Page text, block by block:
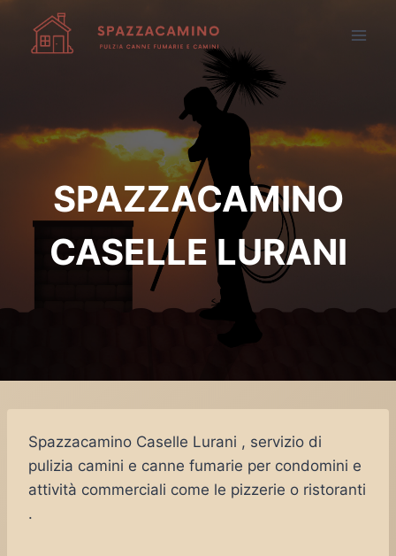
contenuto
SPAZZACAMINO
CASELLE LURANI
Spazzacamino Caselle Lurani , servizio di
pulizia camini e canne fumarie per condomini e
attività commerciali come le pizzerie o ristoranti
.